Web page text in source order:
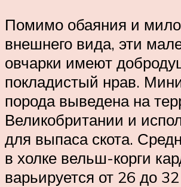
Помимо обаяния и
внешнего вида, эти
овчарки имеют
покладистый нрав.
порода выведена на
Великобритании и
для выпаса скота.
в холке вельш-корги
варьируется от 26 до